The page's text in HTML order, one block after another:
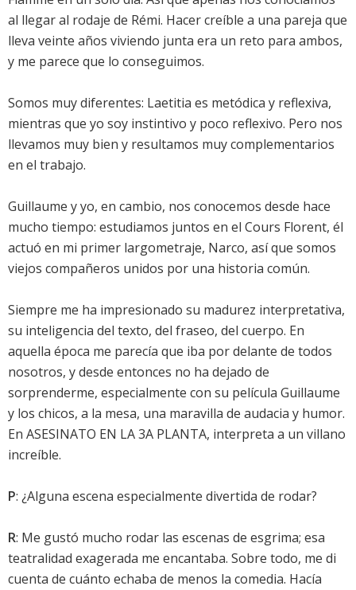
al llegar al rodaje de Rémi. Hacer creíble a una pareja que
lleva veinte años viviendo junta era un reto para ambos,
y me parece que lo conseguimos.
Somos muy diferentes: Laetitia es metódica y reflexiva,
mientras que yo soy instintivo y poco reflexivo. Pero nos
llevamos muy bien y resultamos muy complementarios
en el trabajo.
Guillaume y yo, en cambio, nos conocemos desde hace
mucho tiempo: estudiamos juntos en el Cours Florent, él
actuó en mi primer largometraje, Narco, así que somos
viejos compañeros unidos por una historia común.
Siempre me ha impresionado su madurez interpretativa,
su inteligencia del texto, del fraseo, del cuerpo. En
aquella época me parecía que iba por delante de todos
nosotros, y desde entonces no ha dejado de
sorprenderme, especialmente con su película Guillaume
y los chicos, a la mesa, una maravilla de audacia y humor.
En ASESINATO EN LA 3A PLANTA, interpreta a un villano
increíble.
P: ¿Alguna escena especialmente divertida de rodar?
R: Me gustó mucho rodar las escenas de esgrima; esa
teatralidad exagerada me encantaba. Sobre todo, me di
cuenta de cuánto echaba de menos la comedia. Hacía